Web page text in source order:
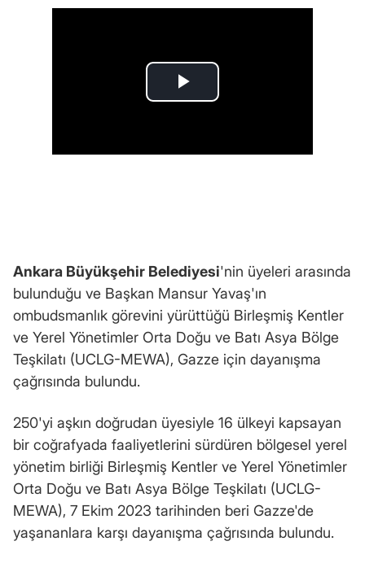
Ankara Büyükşehir Belediyesi'nin üyeleri arasında
bulunduğu ve Başkan Mansur Yavaş'ın
ombudsmanlık görevini yürüttüğü Birleşmiş Kentler
ve Yerel Yönetimler Orta Doğu ve Batı Asya Bölge
Teşkilatı (UCLG-MEWA), Gazze için dayanışma
çağrısında bulundu.
250'yi aşkın doğrudan üyesiyle 16 ülkeyi kapsayan
bir coğrafyada faaliyetlerini sürdüren bölgesel yerel
yönetim birliği Birleşmiş Kentler ve Yerel Yönetimler
Orta Doğu ve Batı Asya Bölge Teşkilatı (UCLG-
MEWA), 7 Ekim 2023 tarihinden beri Gazze'de
yaşananlara karşı dayanışma çağrısında bulundu.